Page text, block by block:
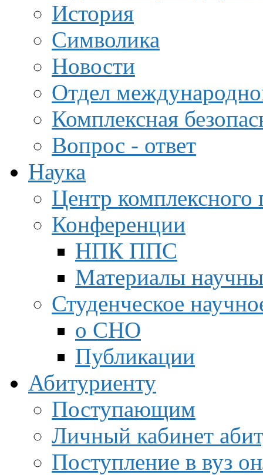
История
Символика
Новости
Отдел
Комплексная
Вопрос - ответ
Наука
Центр
Конференции
НПК ППС
Материалы
Студенческое
о СНО
Публикации
Абитуриенту
Поступающим
Личный кабинет
Поступление в вуз